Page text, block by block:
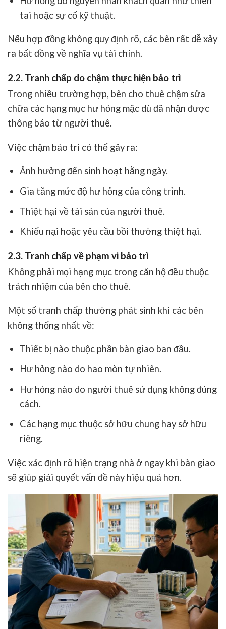
tai hoặc sự cố kỹ thuật.
Nếu hợp đồng không quy định rõ, các bên rất dễ xảy
ra bất đồng về nghĩa vụ tài chính.
2.2. Tranh chấp do chậm thực hiện bảo trì
Trong nhiều trường hợp, bên cho thuê chậm sửa
chữa các hạng mục hư hỏng mặc dù đã nhận được
thông báo từ người thuê.
Việc chậm bảo trì có thể gây ra:
Ảnh hưởng đến sinh hoạt hằng ngày.
Gia tăng mức độ hư hỏng của công trình.
Thiệt hại về tài sản của người thuê.
Khiếu nại hoặc yêu cầu bồi thường thiệt hại.
2.3. Tranh chấp về phạm vi bảo trì
Không phải mọi hạng mục trong căn hộ đều thuộc
trách nhiệm của bên cho thuê.
Một số tranh chấp thường phát sinh khi các bên
không thống nhất về:
Thiết bị nào thuộc phần bàn giao ban đầu.
Hư hỏng nào do hao mòn tự nhiên.
Hư hỏng nào do người thuê sử dụng không đúng
cách.
Các hạng mục thuộc sở hữu chung hay sở hữu
riêng.
Việc xác định rõ hiện trạng nhà ở ngay khi bàn giao
sẽ giúp giải quyết vấn đề này hiệu quả hơn.